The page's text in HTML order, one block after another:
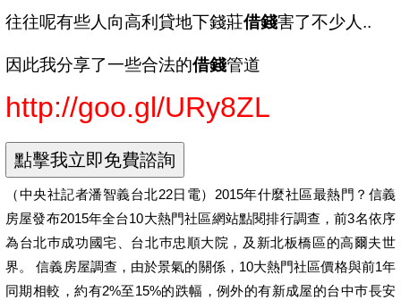
往往呢有些人向高利貸地下錢莊借錢害了不少人..
因此我分享了一些合法的借錢管道
http://goo.gl/URy8ZL
（中央社記者潘智義台北22日電）2015年什麼社區最熱門？信義
房屋發布2015年全台10大熱門社區網站點閱排行調查，前3名依序
為台北巿成功國宅、台北巿忠順大院，及新北板橋區的高爾夫世
界。 信義房屋調查，由於景氣的關係，10大熱門社區價格與前1年
同期相較，約有2%至15%的跌幅，例外的有新成屋的台中巿長安